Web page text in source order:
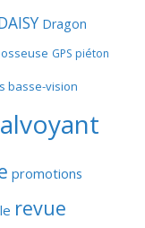
Dragon
GPS piéton
basse-vision
promotions
revue